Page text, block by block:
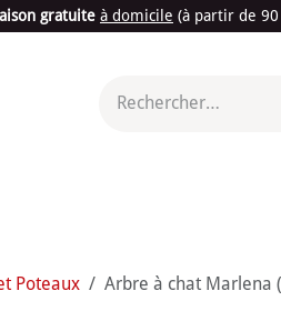
gratuite à domicile (à partir de 90
Poteaux Arbre à chat Marlena